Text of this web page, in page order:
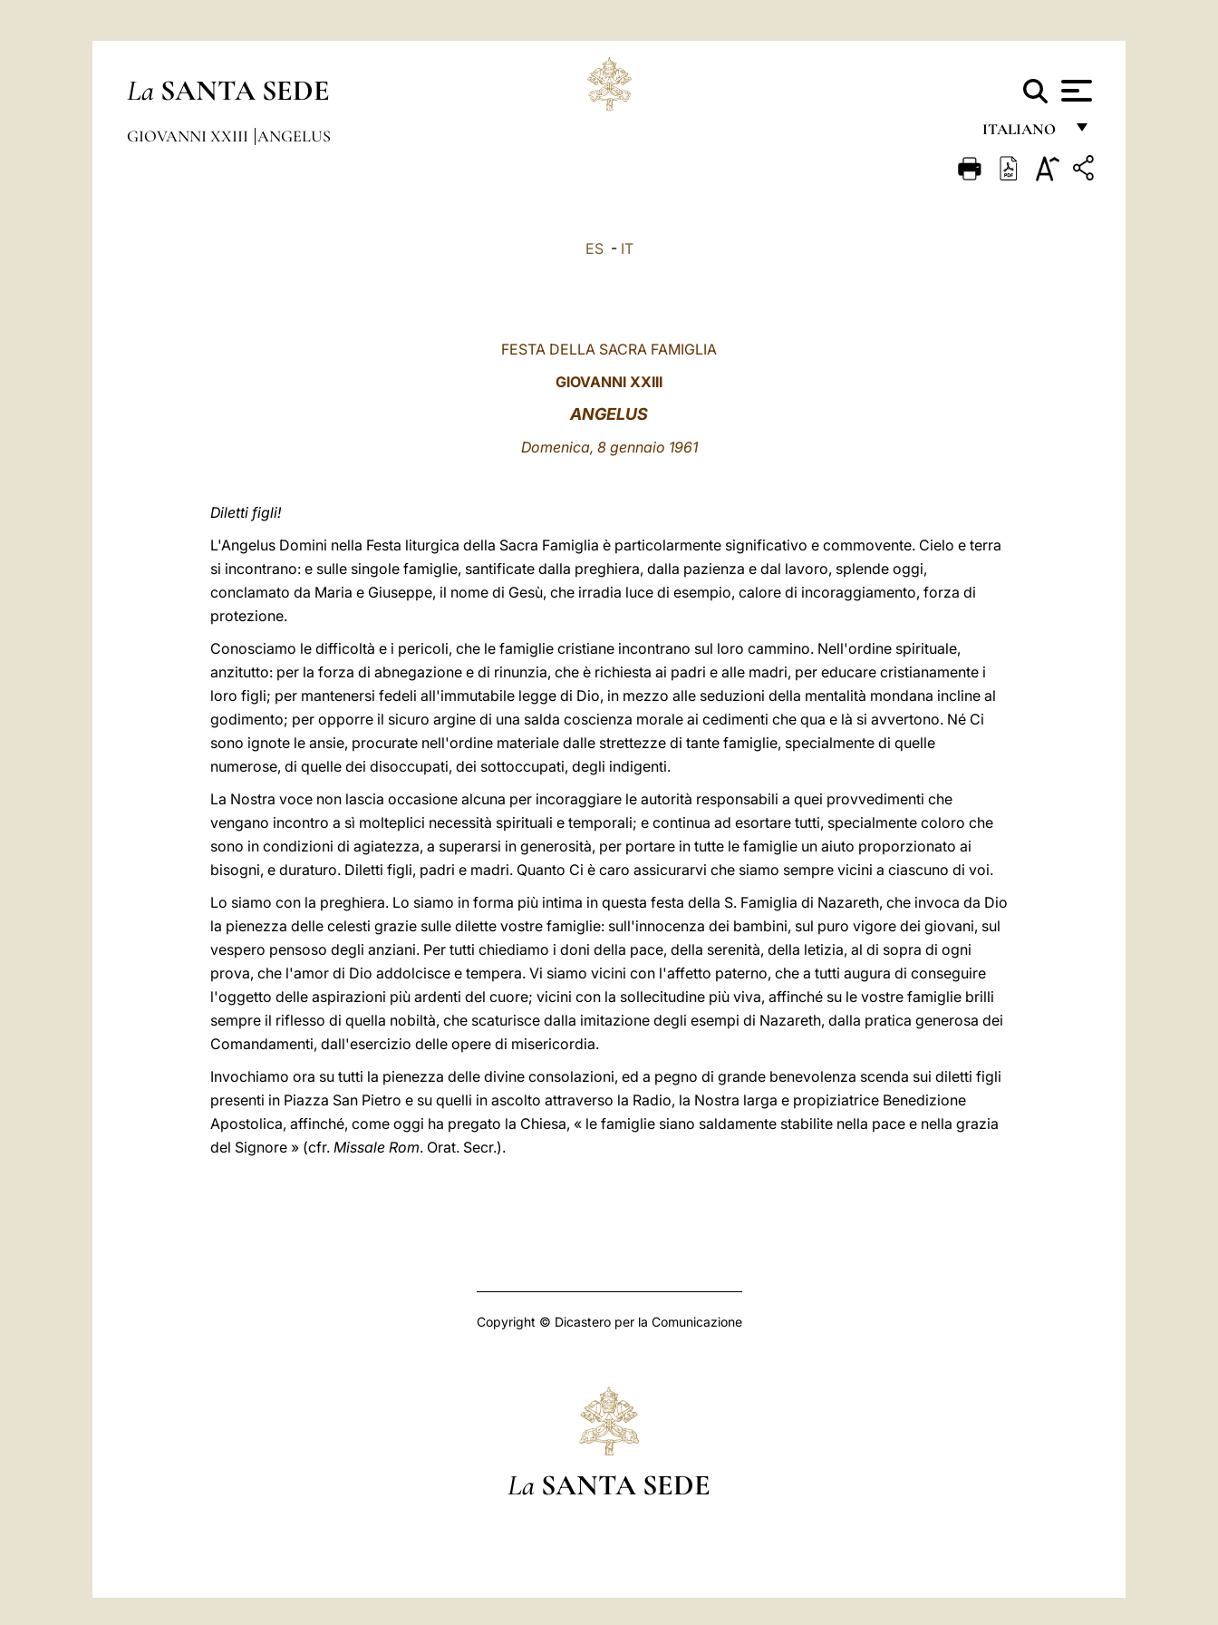
La SANTA SEDE
ITALIANO
FRANÇAIS
GIOVANNI XXIII ANGELUS
ES- IT
FESTA DELLA SACRA FAMIGLIA
GIOVANNI XXIII
ANGELUS
Domenica, 8 gennaio 1961
Diletti figli!
L'Angelus Domini nella Festa liturgica della Sacra Famiglia è particolarmente significativo e commovente. Cielo e terra
si incontrano: e sulle singole famiglie, santificate dalla preghiera, dalla pazienza e dal lavoro, splende oggi,
conclamato da Maria e Giuseppe, il nome di Gesù, che irradia luce di esempio, calore di incoraggiamento, forza di
protezione.
Conosciamo le difficoltà e i pericoli, che le famiglie cristiane incontrano sul loro cammino. Nell'ordine spirituale,
anzitutto: per la forza di abnegazione e di rinunzia, che è richiesta ai padri e alle madri, per educare cristianamente i
loro figli; per mantenersi fedeli all'immutabile legge di Dio, in mezzo alle seduzioni della mentalità mondana incline al
godimento; per opporre il sicuro argine di una salda coscienza morale ai cedimenti che qua e là si avvertono. Né Ci
sono ignote le ansie, procurate nell'ordine materiale dalle strettezze di tante famiglie, specialmente di quelle
numerose, di quelle dei disoccupati, dei sottoccupati, degli indigenti.
La Nostra voce non lascia occasione alcuna per incoraggiare le autorità responsabili a quei provvedimenti che
vengano incontro a sì molteplici necessità spirituali e temporali; e continua ad esortare tutti, specialmente coloro che
sono in condizioni di agiatezza, a superarsi in generosità, per portare in tutte le famiglie un aiuto proporzionato ai
bisogni, e duraturo. Diletti figli, padri e madri. Quanto Ci è caro assicurarvi che siamo sempre vicini a ciascuno di voi.
Lo siamo con la preghiera. Lo siamo in forma più intima in questa festa della S. Famiglia di Nazareth, che invoca da Dio
la pienezza delle celesti grazie sulle dilette vostre famiglie: sull'innocenza dei bambini, sul puro vigore dei giovani, sul
vespero pensoso degli anziani. Per tutti chiediamo i doni della pace, della serenità, della letizia, al di sopra di ogni
prova, che l'amor di Dio addolcisce e tempera. Vi siamo vicini con l'affetto paterno, che a tutti augura di conseguire
l'oggetto delle aspirazioni più ardenti del cuore; vicini con la sollecitudine più viva, affinché su le vostre famiglie brilli
sempre il riflesso di quella nobiltà, che scaturisce dalla imitazione degli esempi di Nazareth, dalla pratica generosa dei
Comandamenti, dall'esercizio delle opere di misericordia.
Invochiamo ora su tutti la pienezza delle divine consolazioni, ed a pegno di grande benevolenza scenda sui diletti figli
presenti in Piazza San Pietro e su quelli in ascolto attraverso la Radio, la Nostra larga e propiziatrice Benedizione
Apostolica, affinché, come oggi ha pregato la Chiesa, « le famiglie siano saldamente stabilite nella pace e nella grazia
del Signore » (cfr. Missale Rom. Orat. Secr.).
Copyright © Dicastero per la Comunicazione
La SANTA SEDE